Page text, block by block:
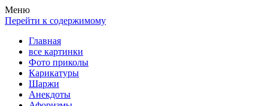
Весела хата — прикольные картинки, смешные истории,
клипы!
Покажем всем ваши фото приколы, карикатуры, шаржи, стихи,
рассказы, видео и песни!
Меню
Перейти к содержимому
Главная
все картинки
Фото приколы
Карикатуры
Шаржи
Анекдоты